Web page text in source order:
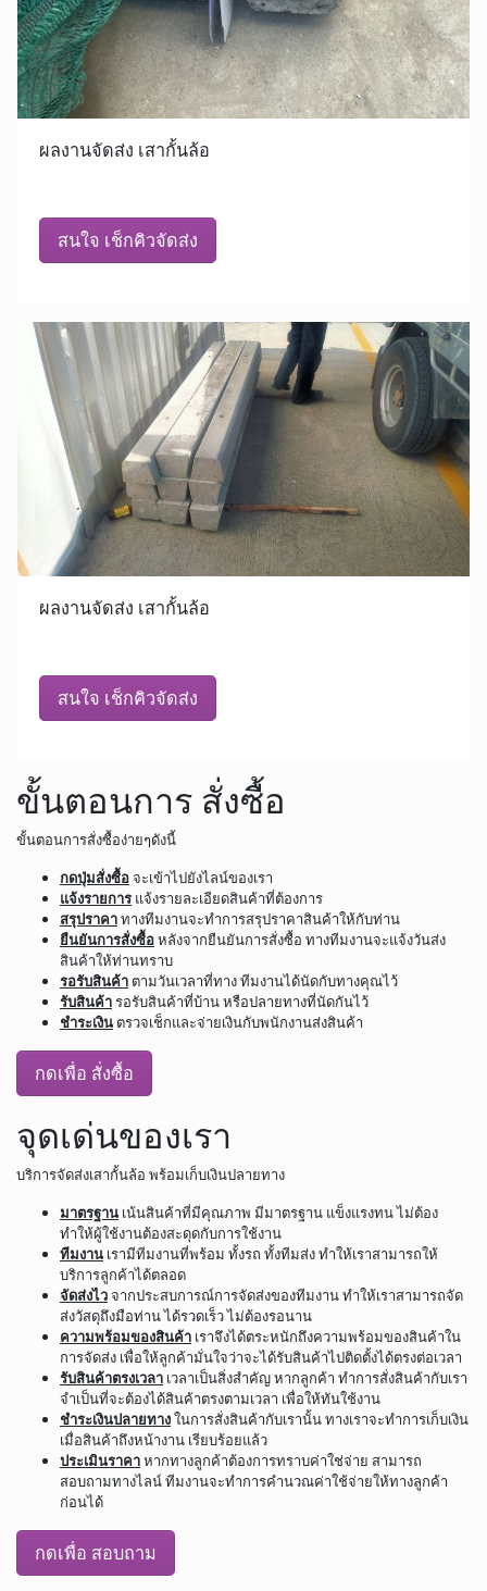
ผลงานจัดส่ง เสากั้นล้อ
สนใจ เช็กคิวจัดส่ง
ผลงานจัดส่ง เสากั้นล้อ
สนใจ เช็กคิวจัดส่ง
ขั้นตอนการ สั่งซื้อ
ขั้นตอนการสั่งซื้อง่ายๆดังนี้
กดปุ่มสั่งซื้อจะเข้าไปยังไลน์ของเรา
แจ้งรายการ แจ้งรายละเอียดสินค้าที่ต้องการ
สรุปราคาทางทีมงานจะทำการสรุปราคาสินค้าให้กับท่าน
ยืนยันการสั่งซื้อหลังจากยืนยันการสั่งซื้อ ทางทีมงานจะแจ้งวันส่ง
สินค้าให้ท่านทราบ
รอรับสินค้า ตามวันเวลาที่ทาง ทีมงานได้นัดกับทางคุณไว้
รับสินค้ารอรับสินค้าที่บ้าน หรือปลายทางที่นัดกันไว้
ชำระเงิน ตรวจเช็กและจ่ายเงินกับพนักงานส่งสินค้า
กดเพื่อ สั่งซื้อ
จุดเด่นของเรา
บริการจัดส่งเสากั้นล้อ พร้อมเก็บเงินปลายทาง
มาตรฐาน เน้นสินค้าที่มีคุณภาพ มีมาตรฐาน แข็งแรงทน ไม่ต้อง
ทำให้ผู้ใช้งานต้องสะดุดกับการใช้งาน
ทีมงาน เรามีทีมงานที่พร้อม ทั้งรถ ทั้งทีมส่ง ทำให้เราสามารถให้
บริการลูกค้าได้ตลอด
จัดส่งไวจากประสบการณ์การจัดส่งของทีมงาน ทำให้เราสามารถจัด
ส่งวัสดุถึงมือท่าน ได้รวดเร็ว ไม่ต้องรอนาน
ความพร้อมของสินค้า เราจึงได้ตระหนักถึงความพร้อมของสินค้าใน
การจัดส่ง เพื่อให้ลูกค้ามั่นใจว่าจะได้รับสินค้าไปติดตั้งได้ตรงต่อเวลา
รับสินค้าตรงเวลา เวลาเป็นสิ่งสำคัญ หากลูกค้า ทำการสั่งสินค้ากับเรา
จำเป็นที่จะต้องได้สินค้าตรงตามเวลา เพื่อให้ทันใช้งาน
ชำระเงินปลายทางในการสั่งสินค้ากับเรานั้น ทางเราจะทำการเก็บเงิน
เมื่อสินค้าถึงหน้างาน เรียบร้อยแล้ว
ประเมินราคาหากทางลูกค้าต้องการทราบค่าใช่จ่าย สามารถ
สอบถามทางไลน์ ทีมงานจะทำการคำนวณค่าใช้จ่ายให้ทางลูกค้า
ก่อนได้
กดเพื่อ สอบถาม